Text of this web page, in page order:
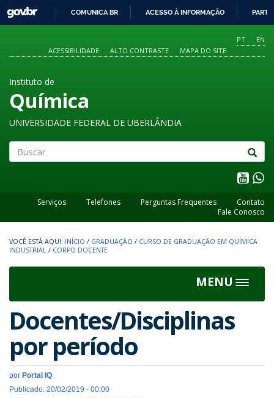
O
CONTEÚDO
GOVBR
COMUNICA BR ACESSO À INFORMAÇÃO
PT
EN
ACESSIBILIDADE
ALTO CONTRASTE MAPA DO SITE
Instituto de
Química
UNIVERSIDADE FEDERAL DE UBERLÂNDIA
Serviços Telefones Perguntas Frequentes
Contato
Fale Conosco
INÍCIO / GRADUAÇÃO / CURSO DE GRADUAÇÃO EM QUÍMICA
INDUSTRIAL / CORPO DOCENTE
MENU
Toggle
Docentes/Disciplinas
por período
por Portal IQ
Publicado: 20/02/2019 - 00:00